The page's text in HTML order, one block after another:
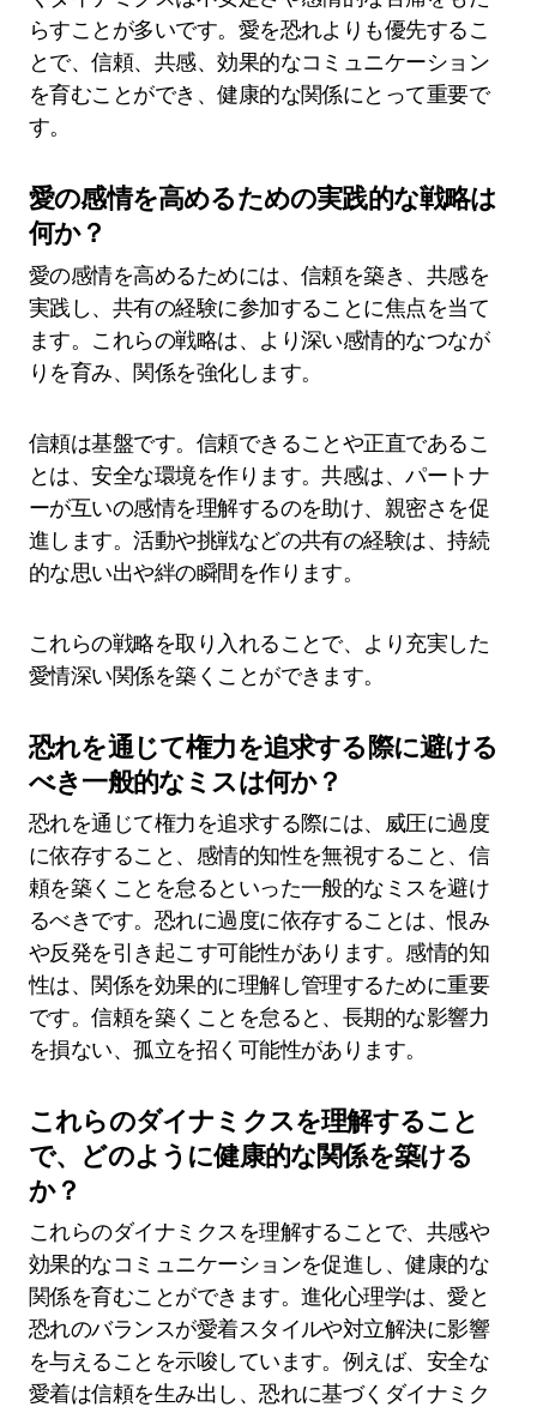
らすことが多いです。愛を恐れよりも優先するこ
とで、信頼、共感、効果的なコミュニケーション
を育むことができ、健康的な関係にとって重要で
す。
愛の感情を高めるための実践的な戦略は
何か？
愛の感情を高めるためには、信頼を築き、共感を
実践し、共有の経験に参加することに焦点を当て
ます。これらの戦略は、より深い感情的なつなが
りを育み、関係を強化します。
信頼は基盤です。信頼できることや正直であるこ
とは、安全な環境を作ります。共感は、パートナ
ーが互いの感情を理解するのを助け、親密さを促
進します。活動や挑戦などの共有の経験は、持続
的な思い出や絆の瞬間を作ります。
これらの戦略を取り入れることで、より充実した
愛情深い関係を築くことができます。
恐れを通じて権力を追求する際に避ける
べき一般的なミスは何か？
恐れを通じて権力を追求する際には、威圧に過度
に依存すること、感情的知性を無視すること、信
頼を築くことを怠るといった一般的なミスを避け
るべきです。恐れに過度に依存することは、恨み
や反発を引き起こす可能性があります。感情的知
性は、関係を効果的に理解し管理するために重要
です。信頼を築くことを怠ると、長期的な影響力
を損ない、孤立を招く可能性があります。
これらのダイナミクスを理解すること
で、どのように健康的な関係を築ける
か？
これらのダイナミクスを理解することで、共感や
効果的なコミュニケーションを促進し、健康的な
関係を育むことができます。進化心理学は、愛と
恐れのバランスが愛着スタイルや対立解決に影響
を与えることを示唆しています。例えば、安全な
愛着は信頼を生み出し、恐れに基づくダイナミク